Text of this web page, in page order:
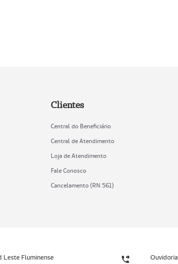
Clientes
Central do Beneficiário
Central de Atendimento
Loja de Atendimento
Fale Conosco
Cancelamento (RN 561)
Leste Fluminense Ouvidoria